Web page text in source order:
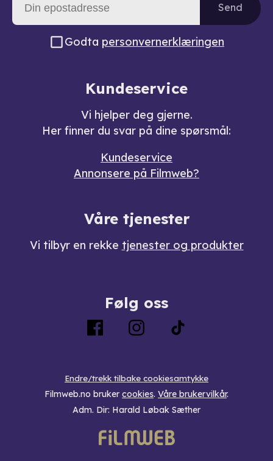
Send
Godta personvernerklæringen
Kundeservice
Vi hjelper deg gjerne.
Her finner du svar på dine spørsmål:
Kundeservice
Annonsere på Filmweb?
Våre tjenester
Vi tilbyr en rekke tjenester og produkter
Følg oss
Endre/trekk tilbake cookiesamtykke
Filmweb.no bruker cookies. Våre brukervilkår.
Adm. Dir: Harald Løbak Sæther